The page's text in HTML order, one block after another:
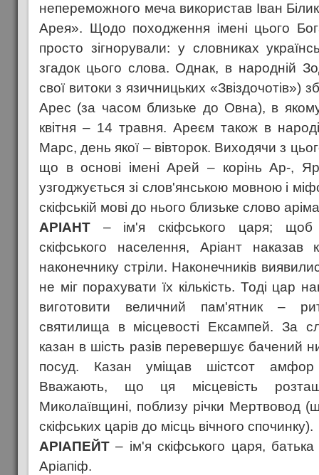
непереможного меча використав Іван
Арея». Щодо походження імені цього
просто зігнорували: у словниках
згадок цього слова. Однак, в народній
свої витоки з язичницьких «Звіздочотів»)
Арес (за часом близьке до Овна), в
квітня – 14 травня. Ареєм також в
Марс, день якої – вівторок. Виходячи з
що в основі імені Арей – корінь Ар-,
узгоджується зі слов'янською мовною і
скіфській мові до нього близьке слово
АРІАНТ – ім'я скіфського царя; щоб
скіфського населення, Аріант
наконечнику стріли. Наконечників
не міг порахувати їх кількість. Тоді цар
виготовити величний пам'ятник –
святилища в місцевості Ексампей. За
казан в шість разів перевершує бачений
посуд. Казан уміщав шістсот
Вважають, що ця місцевість
Миколаївщині, поблизу річки Мертвовод
скіфських царів до місць вічного спочинку).
АРІАПЕЙТ – ім'я скіфського царя,
Аріапіф.